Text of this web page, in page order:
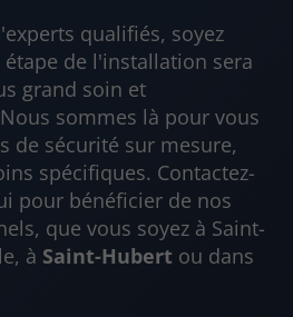
qualifiés, soyez
de l'installation sera
grand soin et
sommes là pour vous
de sécurité sur mesure,
spécifiques. Contactez-
pour bénéficier de nos
que vous soyez à Saint-
à Saint-Hubert ou dans